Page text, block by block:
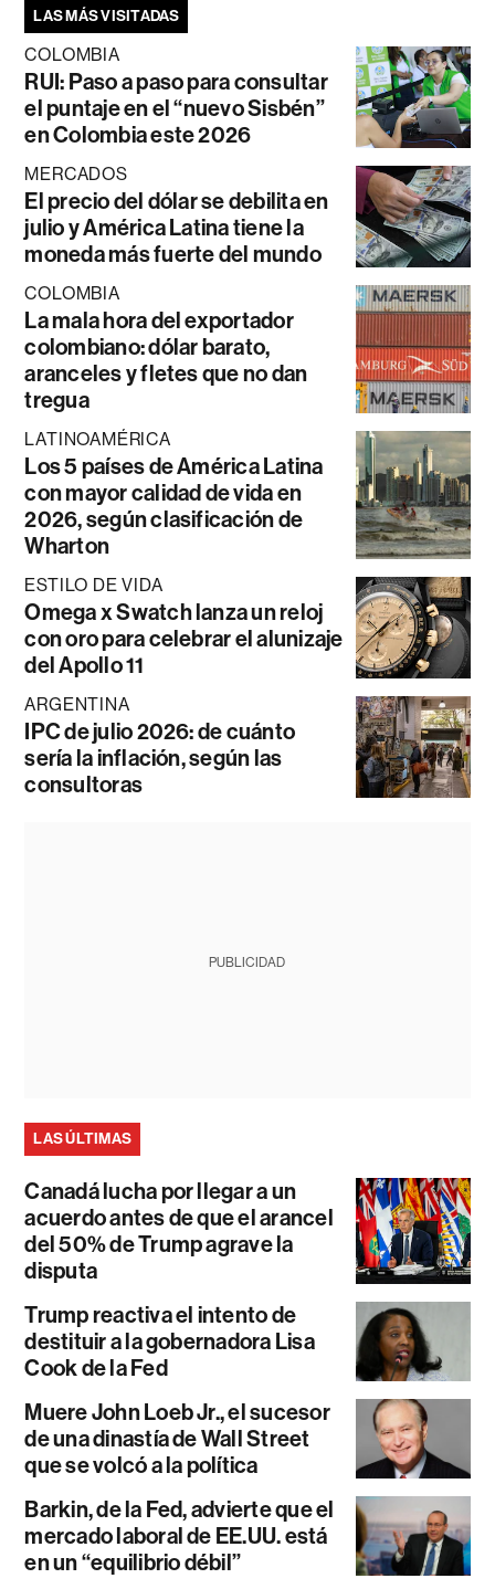
LAS MÁS VISITADAS
COLOMBIA
RUI: Paso a paso para consultar
el puntaje en el “nuevo Sisbén”
en Colombia este 2026
MERCADOS
El precio del dólar se debilita en
julio y América Latina tiene la
moneda más fuerte del mundo
COLOMBIA
La mala hora del exportador
colombiano: dólar barato,
aranceles y fletes que no dan
tregua
LATINOAMÉRICA
Los 5 países de América Latina
con mayor calidad de vida en
2026, según clasificación de
Wharton
ESTILO DE VIDA
Omega x Swatch lanza un reloj
con oro para celebrar el alunizaje
del Apollo 11
ARGENTINA
IPC de julio 2026: de cuánto
sería la inflación, según las
consultoras
PUBLICIDAD
LAS ÚLTIMAS
Canadá lucha por llegar a un
acuerdo antes de que el arancel
del 50% de Trump agrave la
disputa
Trump reactiva el intento de
destituir a la gobernadora Lisa
Cook de la Fed
Muere John Loeb Jr., el sucesor
de una dinastía de Wall Street
que se volcó a la política
Barkin, de la Fed, advierte que el
mercado laboral de EE.UU. está
en un “equilibrio débil”